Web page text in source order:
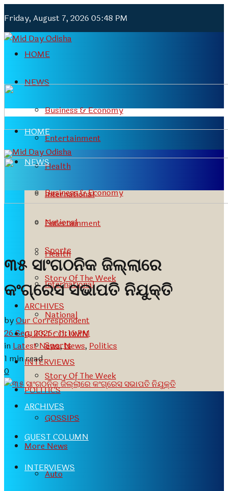
Friday, August 7, 2026 05:48 PM
HOME
NEWS
Business & Economy
Entertainment
Health
International
National
Sports
Story Of The Week
ARCHIVES
GUEST COLUMN
INTERVIEWS
POLITICS
GOSSIPS
More News
Auto
HOME
NEWS
Business & Economy
Entertainment
Health
International
National
Sports
Story Of The Week
ARCHIVES
GUEST COLUMN
INTERVIEWS
୩୫ ସାଂଗଠନିକ ଜିଲ୍ଲାରେ
କଂଗ୍ରେସ ସଭାପତି ନିଯୁକ୍ତି
byOur Correspondent
26 Sep, 2025- 11:16 PM
in Latest News,News, Politics
1 min read
0